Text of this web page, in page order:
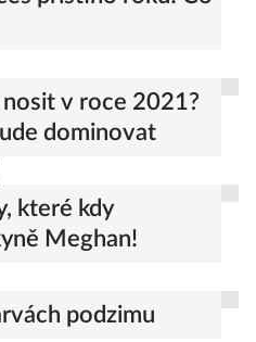
nosit v roce 2021?
dominovat
které kdy
Meghan!
podzimu